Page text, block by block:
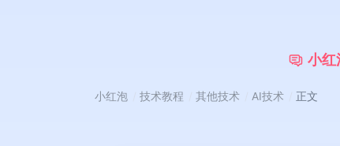
小红
小红泡 技术教程 其他技术 AI技术 正文